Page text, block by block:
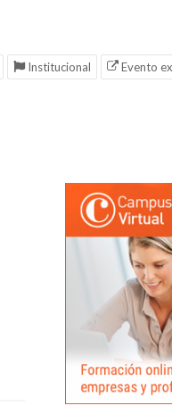
Institucional
Evento